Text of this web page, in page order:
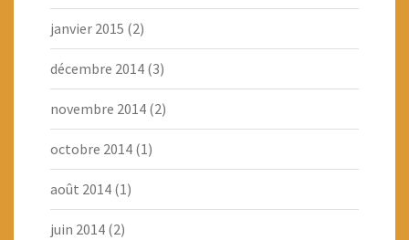
janvier 2015 (2)
décembre 2014 (3)
novembre 2014 (2)
octobre 2014 (1)
août 2014 (1)
juin 2014 (2)